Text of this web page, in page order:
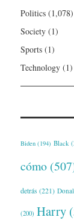
Politics (1,078)
Society (1)
Sports (1)
Technology (1)
Biden (194) Black
cómo
detrás (221)
(200) Harry